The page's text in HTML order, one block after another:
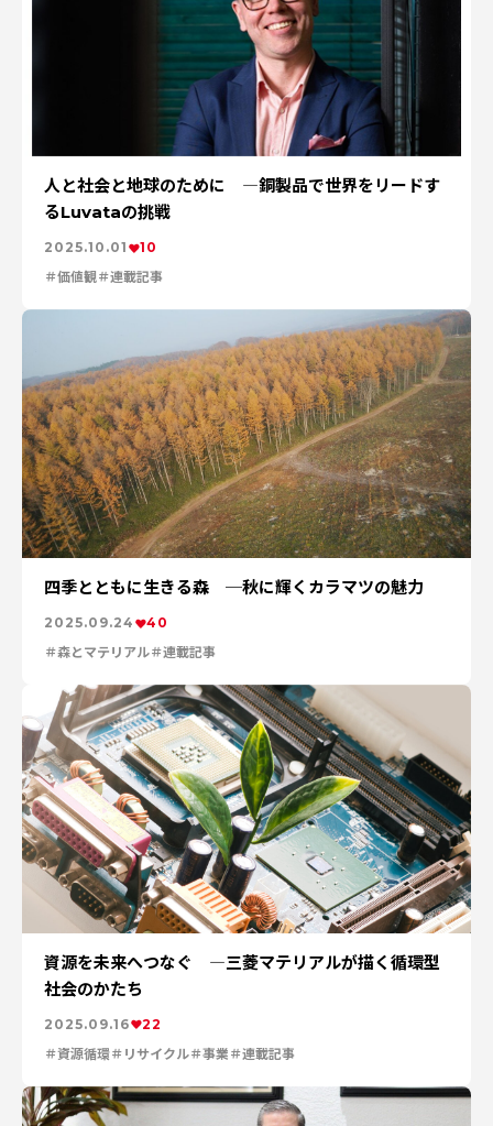
人と社会と地球のために ―銅製品で世界をリードす
るLuvataの挑戦
2025.10.01
10
価値観
連載記事
四季とともに生きる森 ─秋に輝くカラマツの魅力
2025.09.24
40
森とマテリアル
連載記事
資源を未来へつなぐ ―三菱マテリアルが描く循環型
社会のかたち
2025.09.16
22
資源循環
リサイクル 事業 連載記事